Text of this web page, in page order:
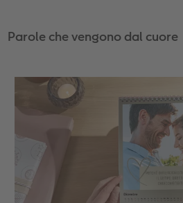
Parole che vengono dal cuore